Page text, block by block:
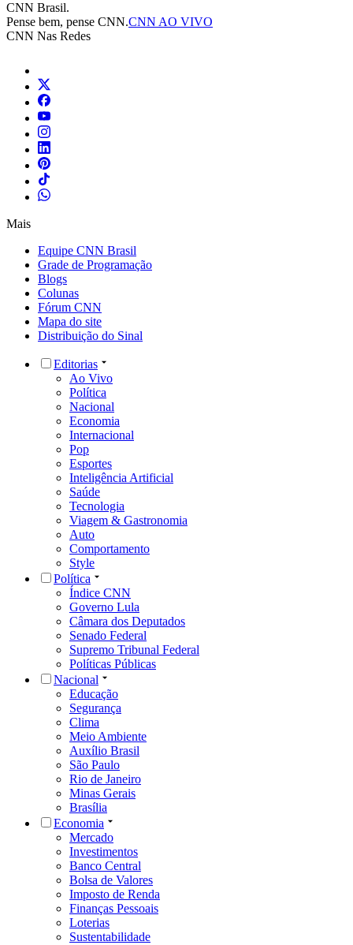
CNN Brasil.
Pense bem, pense CNN.CNN AO VIVO
CNN Nas Redes
Mais
Equipe CNN Brasil
Grade de Programação
Blogs
Colunas
Fórum CNN
Mapa do site
Distribuição do Sinal
Editorias
Ao Vivo
Política
Nacional
Economia
Internacional
Pop
Esportes
Inteligência Artificial
Saúde
Tecnologia
Viagem & Gastronomia
Auto
Comportamento
Style
Política
Índice CNN
Governo Lula
Câmara dos Deputados
Senado Federal
Supremo Tribunal Federal
Políticas Públicas
Nacional
Educação
Segurança
Clima
Meio Ambiente
Auxílio Brasil
São Paulo
Rio de Janeiro
Minas Gerais
Brasília
Economia
Mercado
Investimentos
Banco Central
Bolsa de Valores
Imposto de Renda
Finanças Pessoais
Loterias
Sustentabilidade